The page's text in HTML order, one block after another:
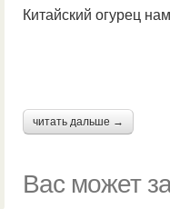
Китайский огурец
читать дальше →
Вас может